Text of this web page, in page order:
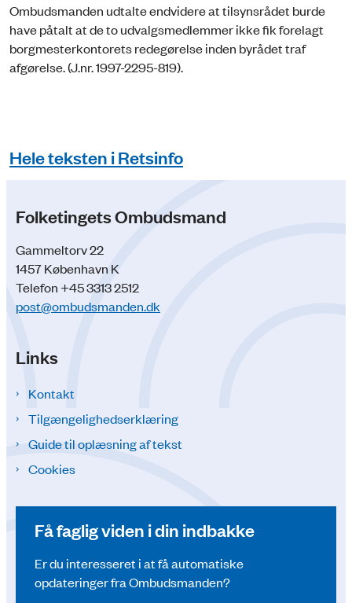
Ombudsmanden udtalte endvidere at tilsynsrådet burde
have påtalt at de to udvalgsmedlemmer ikke fik forelagt
borgmesterkontorets redegørelse inden byrådet traf
afgørelse. (J.nr. 1997-2295-819).
Hele teksten i Retsinfo
Folketingets Ombudsmand
Gammeltorv 22
1457 København K
Telefon +45 3313 2512
post@ombudsmanden.dk
Links
Kontakt
Tilgængelighedserklæring
Guide til oplæsning af tekst
Cookies
Få faglig viden i din indbakke
Er du interesseret i at få automatiske
opdateringer fra Ombudsmanden?